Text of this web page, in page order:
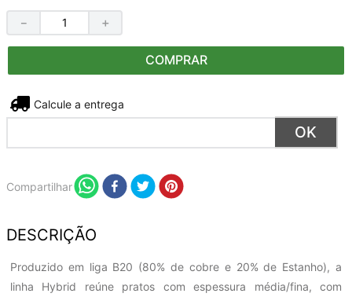
＋
－
COMPRAR
Não sei meu CEP
Compartilhar
DESCRIÇÃO
Produzido em liga B20 (80% de cobre e 20% de Estanho), a
linha Hybrid reúne pratos com espessura média/fina, com